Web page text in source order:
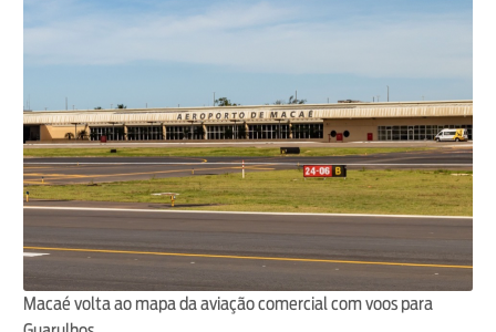
Macaé volta ao mapa da aviação comercial com voos para